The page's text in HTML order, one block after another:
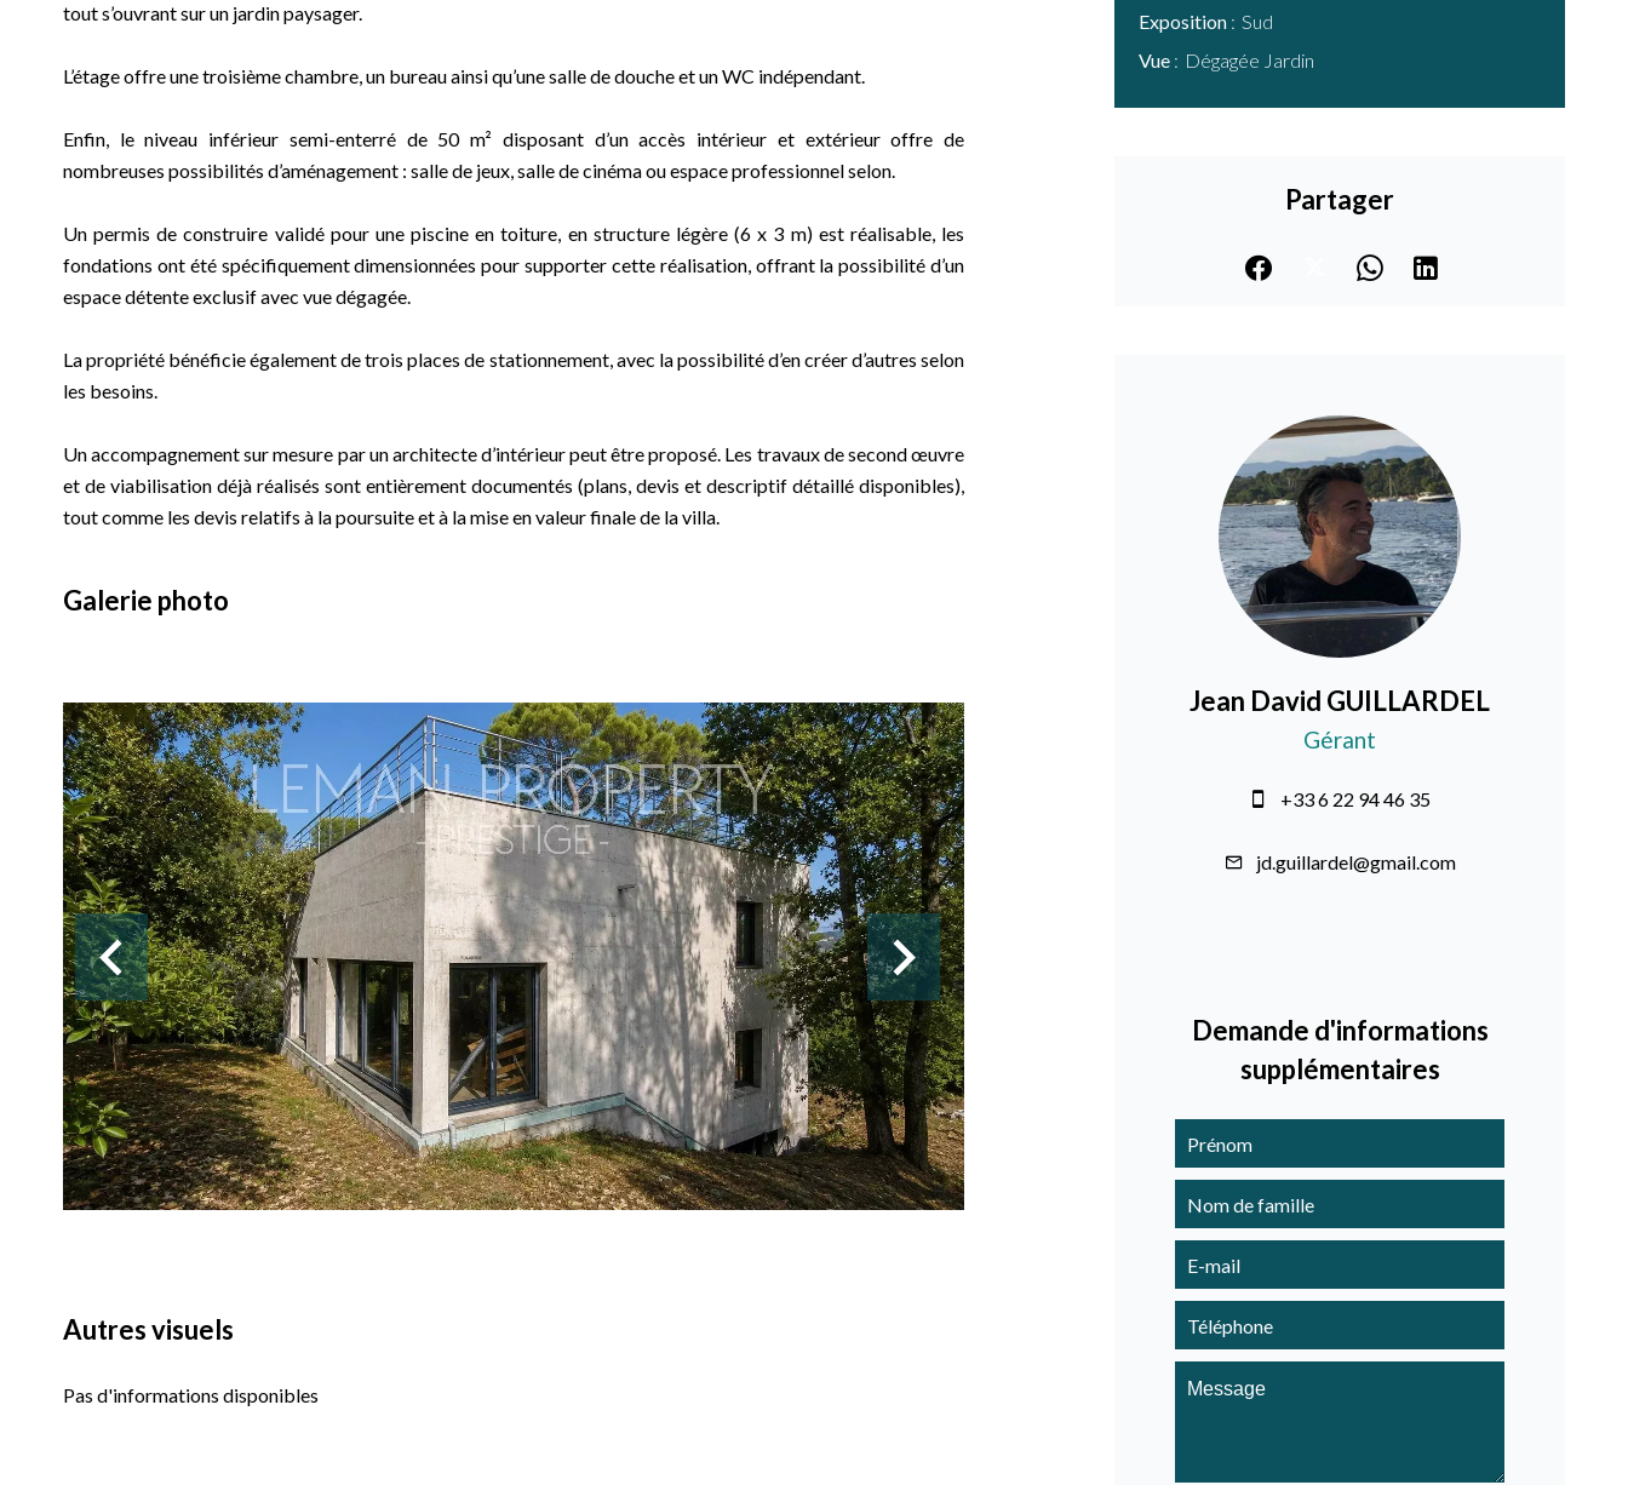
tout s’ouvrant sur un jardin paysager.
L’étage offre une troisième chambre, un bureau ainsi qu’une salle de douche et un WC indépendant.
Enfin, le niveau inférieur semi-enterré de 50 m² disposant d’un accès intérieur et extérieur offre de
nombreuses possibilités d’aménagement : salle de jeux, salle de cinéma ou espace professionnel selon.
Un permis de construire validé pour une piscine en toiture, en structure légère (6 x 3 m) est réalisable, les
fondations ont été spécifiquement dimensionnées pour supporter cette réalisation, offrant la possibilité d’un
espace détente exclusif avec vue dégagée.
La propriété bénéficie également de trois places de stationnement, avec la possibilité d’en créer d’autres selon
les besoins.
Un accompagnement sur mesure par un architecte d’intérieur peut être proposé. Les travaux de second œuvre
et de viabilisation déjà réalisés sont entièrement documentés (plans, devis et descriptif détaillé disponibles),
tout comme les devis relatifs à la poursuite et à la mise en valeur finale de la villa.
Galerie photo
Autres visuels
Pas d'informations disponibles
Exposition
Sud
Vue
Dégagée Jardin
Partager
Jean David GUILLARDEL
Gérant
+33 6 22 94 46 35
jd.guillardel@gmail.com
Demande d'informations
supplémentaires